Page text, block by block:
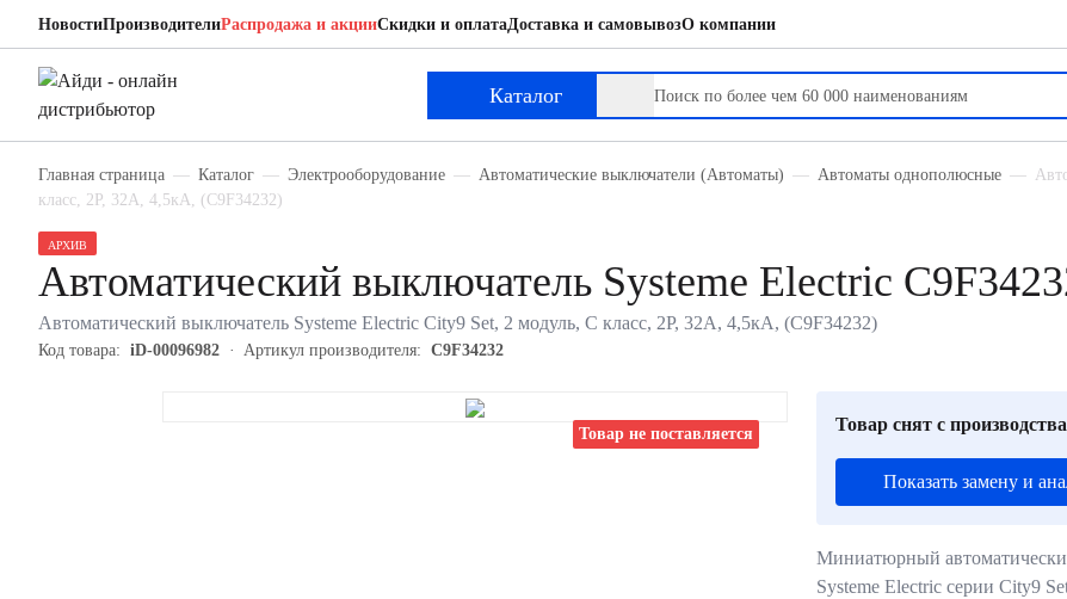
НовостиПроизводителиРаспродажа и акцииСкидки и оплатаДоставка и самовывозО компании
Каталог
Главная страница Каталог Электрооборудование Автоматические выключатели (Автоматы) Автоматы однополюсные
класс, 2P, 32А, 4,5кА, (C9F34232)
Товар не поставляется
АРХИВ
Автоматический выключатель Systeme Electric
Автоматический выключатель Systeme Electric City9 Set, 2 модуль, C класс, 2P, 32А, 4,5кА, (C9F34232)
Код товара: iD-00096982 Артикул производителя: C9F34232
Товар снят с
Показать замену и
Миниатюрный
Systeme Electric серии City9
Systeme Electric C9F34232
Автоматический выключатель